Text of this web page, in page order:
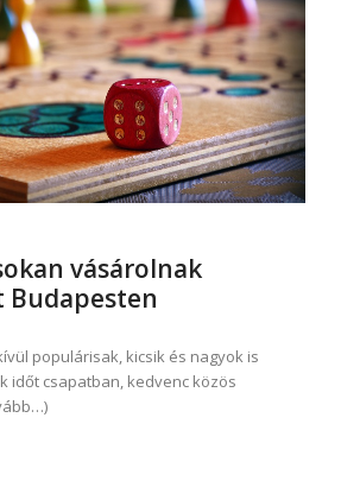
vásárolnak
populárisak, kicsik és nagyok is
időt csapatban, kedvenc közös